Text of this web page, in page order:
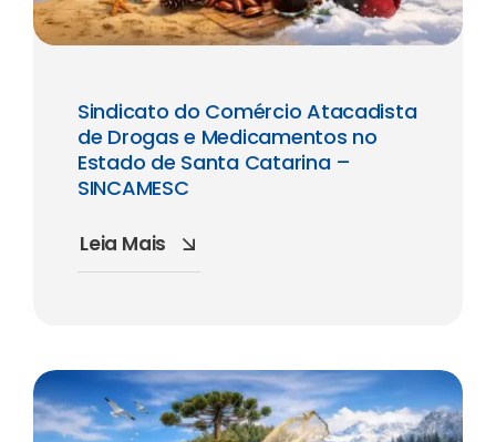
Sindicato do Comércio Atacadista
de Drogas e Medicamentos no
Estado de Santa Catarina –
SINCAMESC
Leia Mais